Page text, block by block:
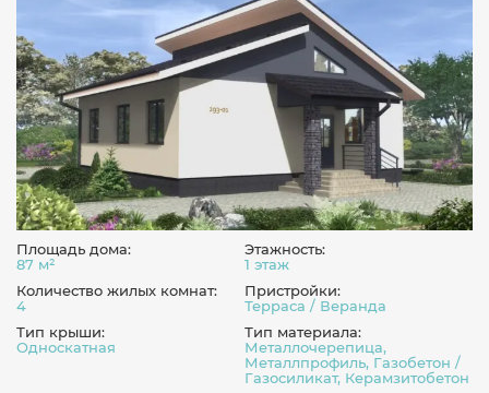
Площадь дома:
87 м²
Этажность:
1 этаж
Количество жилых комнат:
4
Пристройки:
Терраса / Веранда
Тип крыши:
Односкатная
Тип материала:
Металлочерепица,
Металлпрофиль, Газобетон /
Газосиликат, Керамзитобетон